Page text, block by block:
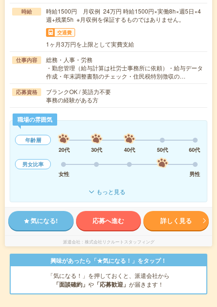
時給
時給1500円 月収例 24万円 時給1500円×実働8h×週5日×4
週+残業5h ※月収例を保証するものではありません。
交通費
1ヶ月3万円を上限として実費支給
仕事内容
総務・人事・労務
・勤怠管理（給与計算は社労士事務所に依頼）・給与データ
作成・年末調整書類のチェック・住民税特別徴収の…
応募資格
ブランクOK / 英語力不要
事務の経験がある方
職場の雰囲気
年齢層
20代
30代 40代 50代
60代
男女比率
女性
男性
もっと見る
気になる! 応募へ進む 詳しく見る
派遣会社 株式会社リクルートスタッフィング
興味があったら「★気になる！」をタップ！
「気になる！」を押しておくと、派遣会社から
「面談確約」 や 「応募歓迎」 が届きます！